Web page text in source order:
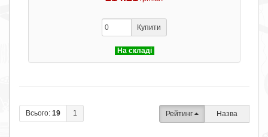
Купити
На складі
Всього: 19 1 Рейтинг Назва